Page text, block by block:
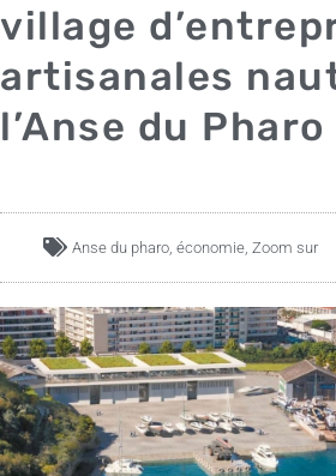
village
artisanales
l’Anse du Pharo
Anse du pharo économie Zoom sur